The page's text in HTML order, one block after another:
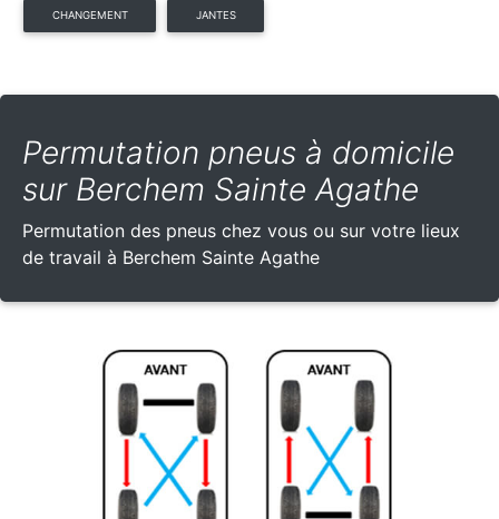
CHANGEMENT JANTES
Permutation pneus à domicile
sur Berchem Sainte Agathe
Permutation des pneus chez vous ou sur votre lieux
de travail à Berchem Sainte Agathe